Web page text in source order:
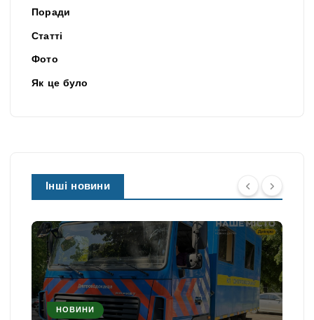
Поради
Статті
Фото
Як це було
Інші новини
НОВИНИ